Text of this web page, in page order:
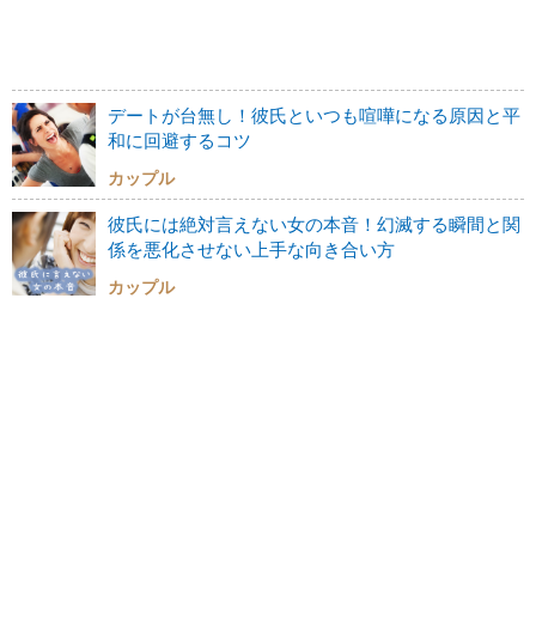
デートが台無し！彼氏といつも喧嘩になる原因と平
和に回避するコツ
カップル
彼氏には絶対言えない女の本音！幻滅する瞬間と関
係を悪化させない上手な向き合い方
カップル